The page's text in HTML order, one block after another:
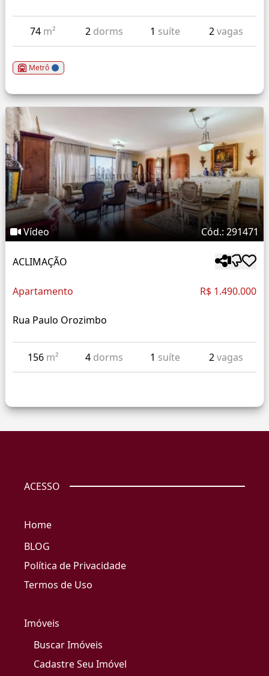
74 m² 2 dorms 1 suíte 2vagas
Metrô
Vídeo Cód.: 291471
ACLIMAÇÃO
Apartamento R$ 1.490.000
Rua Paulo Orozimbo
156 m² 4 dorms 1 suíte 2vagas
ACESSO
Home
BLOG
Política de Privacidade
Termos de Uso
Imóveis
Buscar Imóveis
Cadastre Seu Imóvel